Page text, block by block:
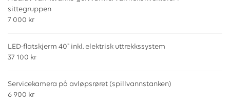
sittegruppen
7 000 kr
LED-flatskjerm 40" inkl. elektrisk uttrekkssystem
37 100 kr
Servicekamera på avløpsrøret (spillvannstanken)
6 900 kr